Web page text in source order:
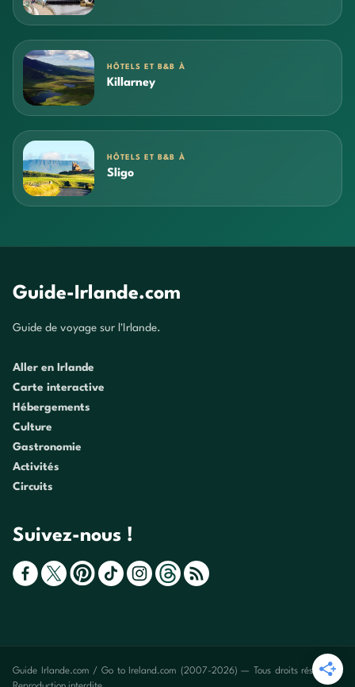
HÔTELS ET B&B À
Killarney
HÔTELS ET B&B À
Sligo
Guide-Irlande.com
Guide de voyage sur l'Irlande.
Aller en Irlande
Carte interactive
Hébergements
Culture
Gastronomie
Activités
Circuits
Suivez-nous !
Guide Irlande.com / Go to Ireland.com (2007-2026) — Tous droits réservés -